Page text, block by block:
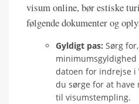
visum online, bør estiske
følgende dokumenter og
Gyldigt pas: Sørg
datoen for indrejse i
du sørge for at
til visumstempling.